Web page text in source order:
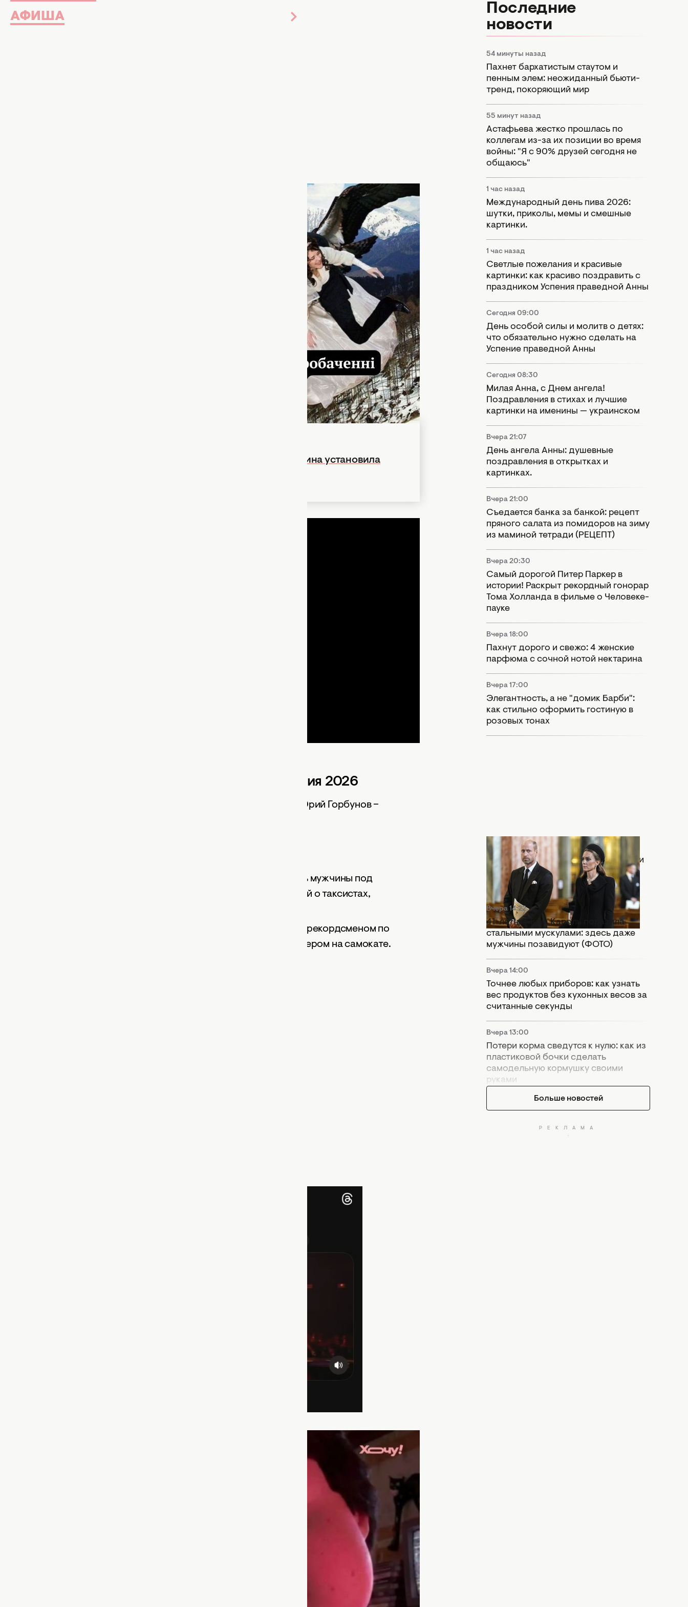
АФИША
Самые забавные мемы об участниках Евровидения-2026, которые
70-го песенного конкурса "Евровидение" состоялся в
Вене, Австрия, 12 мая. Из 15 стран пройти дальше смогли всего десять
Евровидение уже давно перестало быть просто песенным конкурсом –
теперь это главный источник вдохновения для креатива в соцсетях. Первый
полуфинал 2026 не стал исключением, подарив зрителям десятки поводов
для шуток, иронических постов и вирусных картинок, которые мы собрали
для вас в материале. Итак, кто пропустил первый полуфинал –
Самые длинные ноты Евровидения 2026: Украина установила
Коротко о первом полуфинале Евровидения 2026
Дима Коляденко, Оля Полякова, Катя Осадчая и Юрий Горбунов –
Выступление Португалии, где на сцене появились мужчины под
лирическую песню, украинцы окрестили историей о таксистах,
Выступление представителя Греции Akylas стало рекордсменом по
количеству шуток. Его окрестили греческим курьером на самокате.
Последние
новости
54 минуты назад
Пахнет бархатистым стаутом и
пенным элем: неожиданный бьюти-
тренд, покоряющий мир
55 минут назад
Астафьева жестко прошлась по
коллегам из-за их позиции во время
войны: "Я с 90% друзей сегодня не
общаюсь"
1 час назад
Международный день пива 2026:
шутки, приколы, мемы и смешные
картинки.
1 час назад
Светлые пожелания и красивые
картинки: как красиво поздравить с
праздником Успения праведной Анны
Сегодня 09:00
День особой силы и молитв о детях:
что обязательно нужно сделать на
Успение праведной Анны
Сегодня 08:30
Милая Анна, с Днем ангела!
Поздравления в стихах и лучшие
картинки на именины — украинском
Вчера 21:07
День ангела Анны: душевные
поздравления в открытках и
картинках.
Вчера 21:00
Съедается банка за банкой: рецепт
пряного салата из помидоров на зиму
из маминой тетради (РЕЦЕПТ)
Вчера 20:30
Самый дорогой Питер Паркер в
истории! Раскрыт рекордный гонорар
Тома Холланда в фильме о Человеке-
пауке
Вчера 18:00
Пахнут дорого и свежо: 4 женские
парфюма с сочной нотой нектарина
Вчера 17:00
Элегантность, а не "домик Барби":
как стильно оформить гостиную в
розовых тонах
Вчера 15:55
Раскол в монархии: Кейт Миддлтон и
принц Уильям попали в громкий
скандал
Вчера 14:22
41-летняя Тина Кароль поразила
стальными мускулами: здесь даже
мужчины позавидуют (ФОТО)
Вчера 14:00
Точнее любых приборов: как узнать
вес продуктов без кухонных весов за
считанные секунды
Вчера 13:00
Потери корма сведутся к нулю: как из
пластиковой бочки сделать
самодельную кормушку своими
руками
Больше новостей